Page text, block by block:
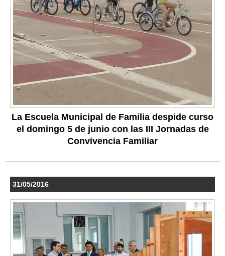
La Escuela Municipal de Familia despide curso
el domingo 5 de junio con las III Jornadas de
Convivencia Familiar
31/05/2016